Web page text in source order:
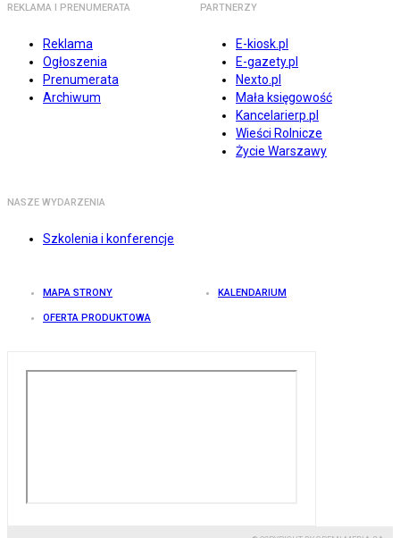
REKLAMA I PRENUMERATA
Reklama
Ogłoszenia
Prenumerata
Archiwum
PARTNERZY
E-kiosk.pl
E-gazety.pl
Nexto.pl
Mała księgowość
Kancelarierp.pl
Wieści Rolnicze
Życie Warszawy
NASZE WYDARZENIA
Szkolenia i konferencje
MAPA STRONY KALENDARIUM
OFERTA PRODUKTOWA